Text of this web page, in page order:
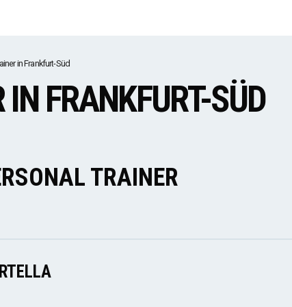
in Frankfurt-Süd
FRANKFURT-SÜD
TRAINER